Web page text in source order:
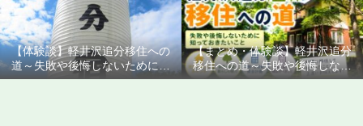
【体験談】軽井沢追分移住への
道～失敗や後悔しないために知
っておきたいこと
【まとめ・体験談】軽井沢追分
移住への道～失敗や後悔しない
ために知っておきたいこと